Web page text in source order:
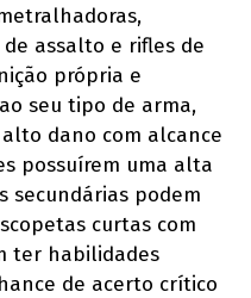
assalto e rifles de
própria e
seu tipo de arma,
dano com alcance
possuírem uma alta
secundárias podem
curtas com
ter habilidades
de acerto crítico